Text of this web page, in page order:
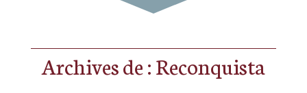
Archives de : Reconquista